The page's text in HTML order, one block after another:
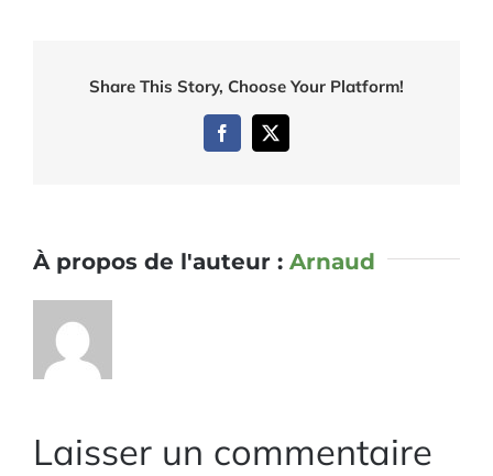
Share This Story, Choose Your Platform!
FacebookTwitter
À propos de l'auteur : Arnaud
Laisser un commentaire